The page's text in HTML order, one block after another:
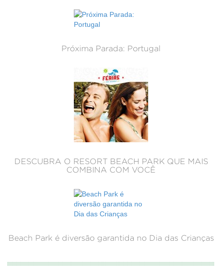
Próxima Parada: Portugal
DESCUBRA O RESORT BEACH PARK QUE MAIS
COMBINA COM VOCÊ
Beach Park é diversão garantida no Dia das Crianças